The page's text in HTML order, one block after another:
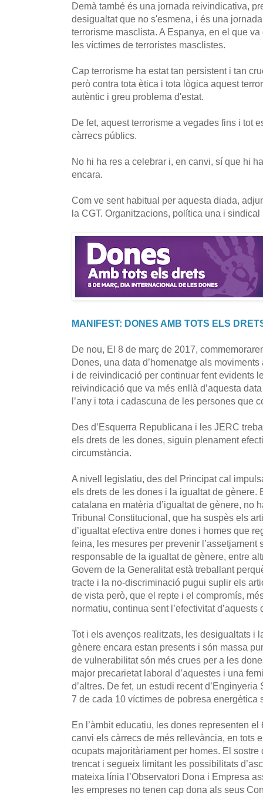
Demà també és una jornada reivindicativa,
desigualtat que no s'esmena, i és una
terrorisme masclista. A Espanya, en el que
les víctimes de terroristes masclistes.
Cap terrorisme ha estat tan persistent i tan
però contra tota ètica i tota lògica aquest
autèntic i greu problema d'estat.
De fet, aquest terrorisme a vegades fins i tot
càrrecs públics.
No hi ha res a celebrar i, en canvi, sí que hi
encara.
Com ve sent habitual per aquesta diada,
la CGT. Organitzacions, política una i
MANIFEST: DONES AMB TOTS ELS
De nou, El 8 de març de 2017,
Dones, una data d’homenatge als
i de reivindicació per continuar fent evidents
reivindicació que va més enllà d’aquesta
l’any i tota i cadascuna de les persones que
Des d’Esquerra Republicana i les JERC
els drets de les dones, siguin plenament
circumstància.
A nivell legislatiu, des del Principat cal
els drets de les dones i la igualtat de gènere.
catalana en matèria d’igualtat de gènere, no
Tribunal Constitucional, que ha suspès els
d’igualtat efectiva entre dones i homes que
feina, les mesures per prevenir
responsable de la igualtat de gènere, entre
Govern de la Generalitat està treballant
tracte i la no-discriminació pugui suplir els
de vista però, que el repte i el compromís,
normatiu, continua sent l’efectivitat d’aquests
Tot i els avenços realitzats, les desigualtats i
gènere encara estan presents i són massa
de vulnerabilitat són més crues per a les
major precarietat laboral d’aquestes i una
d’altres. De fet, un estudi recent
7 de cada 10 víctimes de pobresa energètica
En l’àmbit educatiu, les dones representen
canvi els càrrecs de més rellevància, en tots
ocupats majoritàriament per homes. El sostre
trencat i segueix limitant les possibilitats
mateixa línia l’Observatori Dona i Empresa
les empreses no tenen cap dona als seus